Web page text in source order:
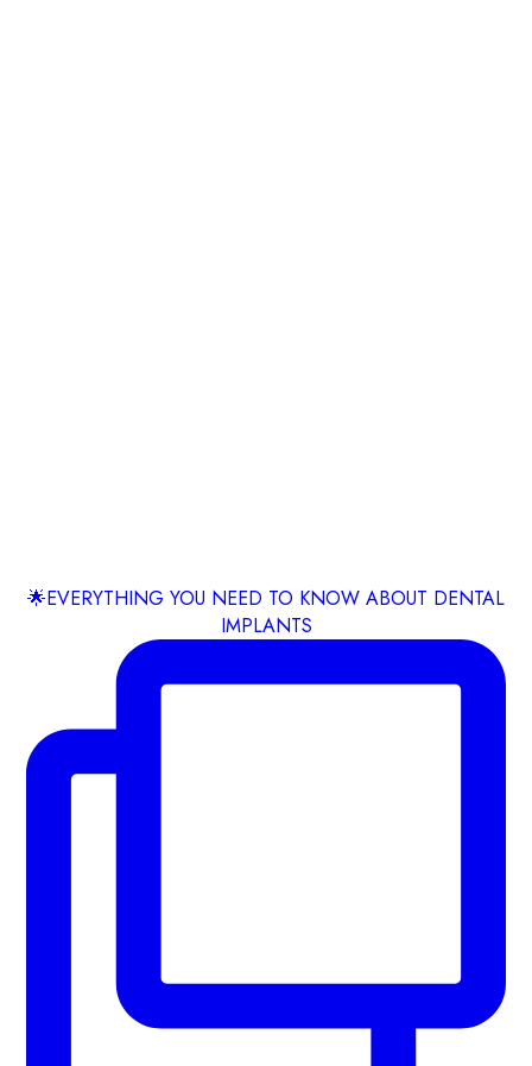
🌟EVERYTHING YOU NEED TO KNOW ABOUT DENTAL
IMPLANTS